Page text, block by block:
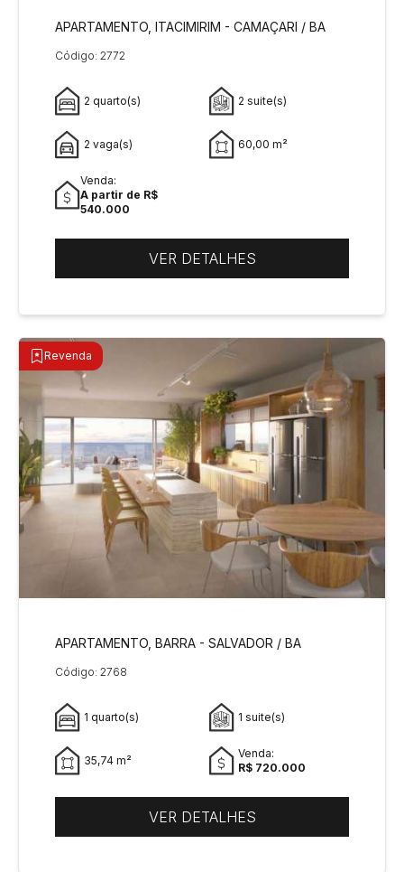
APARTAMENTO, ITACIMIRIM - CAMAÇARI / BA
Código: 2772
2 quarto(s) 2 suite(s)
2 vaga(s) 60,00 m²
Venda:
A partir de R$
540.000
VER DETALHES
Revenda
APARTAMENTO, BARRA - SALVADOR / BA
Código: 2768
1 quarto(s) 1 suite(s)
35,74 m²
Venda:
R$ 720.000
VER DETALHES